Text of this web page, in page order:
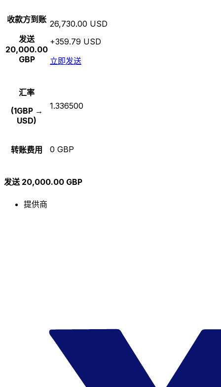
收款方到账
发送
20,000.00
GBP
26,730.00 USD
+359.79 USD
立即发送
汇率
(1GBP →
USD)
1.336500
转账费用 0 GBP
发送 20,000.00 GBP
提供商